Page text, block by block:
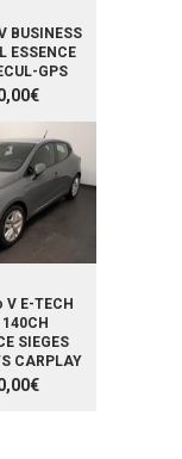
BUSINESS
ESSENCE
GPS
V E-TECH
140CH
SIEGES
CARPLAY